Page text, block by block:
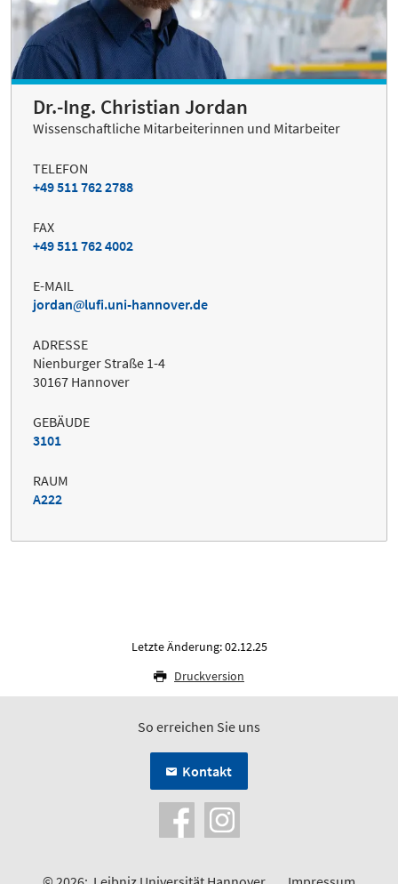
Dr.-Ing. Christian Jordan
Wissenschaftliche Mitarbeiterinnen und Mitarbeiter
TELEFON
+49 511 762 2788
FAX
+49 511 762 4002
E-MAIL
jordan
lufi.uni-hannover.de
ADRESSE
Nienburger Straße 1-4
30167 Hannover
GEBÄUDE
3101
RAUM
A222
Letzte Änderung: 02.12.25
Druckversion
So erreichen Sie uns
Kontakt